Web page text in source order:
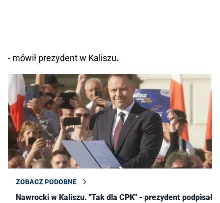
- mówił prezydent w Kaliszu.
ZOBACZ PODOBNE
Nawrocki w Kaliszu. "Tak dla CPK" - prezydent podpisał